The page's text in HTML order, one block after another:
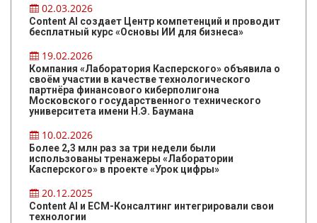
02.03.2026
Content AI создает Центр компетенций и проводит
бесплатный курс «Основы ИИ для бизнеса»
19.02.2026
Компания «Лаборатория Касперского» объявила о
своём участии в качестве технологического
партнёра финансового киберполигона
Московского государственного технического
университета имени Н.Э. Баумана
10.02.2026
Более 2,3 млн раз за три недели были
использованы тренажеры «Лаборатории
Касперского» в проекте «Урок цифры»
20.12.2025
Content AI и ЕСМ-Консалтинг интегрировали свои
технологии